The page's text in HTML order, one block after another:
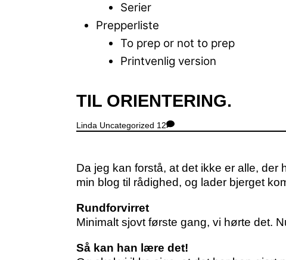
Serier
Prepperliste
To prep or not to prep
Printvenlig version
Close
TIL ORIENTERING.
Linda Uncategorized 12
Da jeg kan forstå, at det ikke er alle,
min blog til rådighed, og lader bjerget
Rundforvirret
Minimalt sjovt første gang, vi hørte det.
Så kan han lære det!